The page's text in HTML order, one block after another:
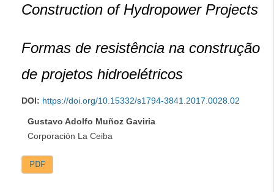
Construction of Hydropower Projects
Formas de resistência na construção
de projetos hidroelétricos
DOI: https://doi.org/10.15332/s1794-3841.2017.0028.02
Gustavo Adolfo Muñoz Gaviria
Corporación La Ceiba
PDF